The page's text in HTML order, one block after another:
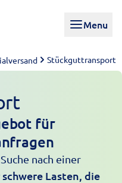
Menu
Stückguttransport
für
nach einer
Lasten, die